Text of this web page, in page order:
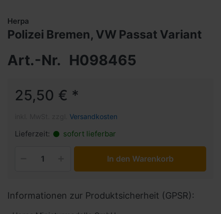
Herpa
Polizei Bremen, VW Passat Variant
Art.-Nr. H098465
25,50 € *
Versandkosten
Lieferzeit: sofort lieferbar
In den Warenkorb
Informationen zur Produktsicherheit (GPSR):